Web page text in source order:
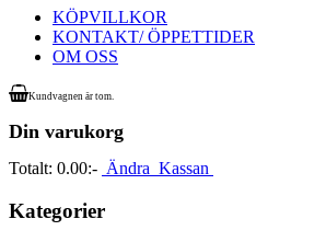
KÖPVILLKOR
KONTAKT/ ÖPPETTIDER
OM OSS
Kundvagnen är tom.
Din varukorg
Totalt: 0.00:- Ändra Kassan
Kategorier